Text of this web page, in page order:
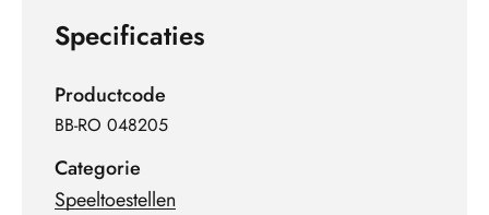
Specificaties
Productcode
BB-RO 048205
Categorie
Speeltoestellen